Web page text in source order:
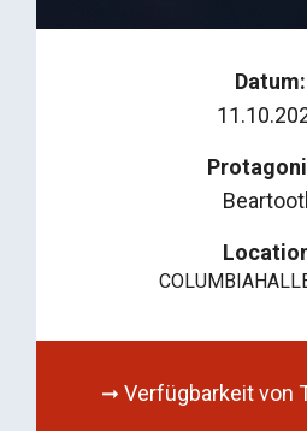
Datum:
➞ Verfügbarkeit von